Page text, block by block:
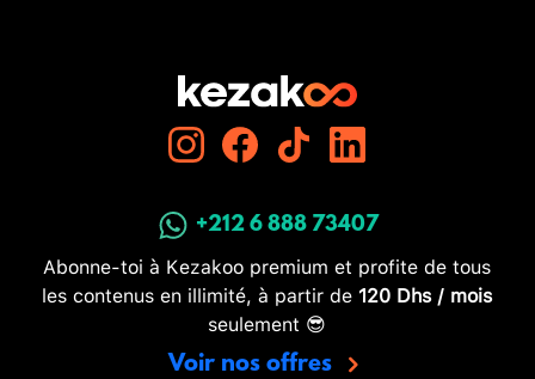
+212 6 888 73407
Abonne-toi à Kezakoo premium et profite de tous
les contenus en illimité, à partir de 120 Dhs / mois
seulement 😎
Voir nos offres